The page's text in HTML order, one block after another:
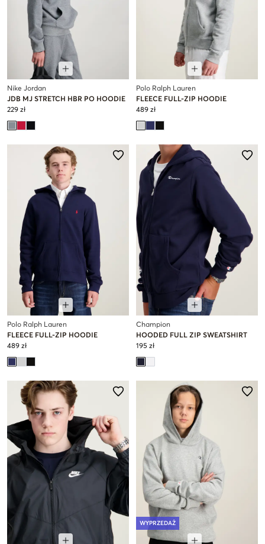
Nike Jordan
JDB MJ STRETCH HBR PO HOODIE
229 zł
Polo Ralph Lauren
FLEECE FULL-ZIP HOODIE
489 zł
Polo Ralph Lauren
FLEECE FULL-ZIP HOODIE
489 zł
Champion
HOODED FULL ZIP SWEATSHIRT
195 zł
WYPRZEDAŻ